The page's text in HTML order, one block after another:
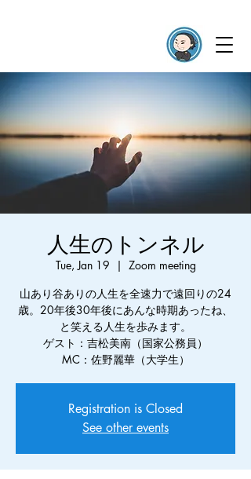
人生のトンネル
Tue, Jan 19
  |
Zoom meeting
山あり谷ありの人生を全速力で遠回りの24
歳。20年後30年後にあんな時期あったね、
と笑える人生を歩みます。
ゲスト：吉松美南（国家公務員）
MC：佐野麗華（大学生）
Registration is Closed
See other events